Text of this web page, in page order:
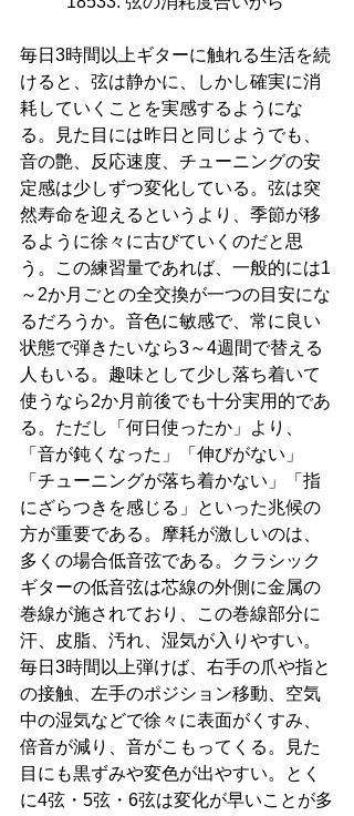
毎日3時間以上ギターに触れる生活を続
けると、弦は静かに、しかし確実に消
耗していくことを実感するようにな
る。見た目には昨日と同じようでも、
音の艶、反応速度、チューニングの安
定感は少しずつ変化している。弦は突
然寿命を迎えるというより、季節が移
るように徐々に古びていくのだと思
う。この練習量であれば、一般的には1
～2か月ごとの全交換が一つの目安にな
るだろうか。音色に敏感で、常に良い
状態で弾きたいなら3～4週間で替える
人もいる。趣味として少し落ち着いて
使うなら2か月前後でも十分実用的であ
る。ただし「何日使ったか」より、
「音が鈍くなった」「伸びがない」
「チューニングが落ち着かない」「指
にざらつきを感じる」といった兆候の
方が重要である。摩耗が激しいのは、
多くの場合低音弦である。クラシック
ギターの低音弦は芯線の外側に金属の
巻線が施されており、この巻線部分に
汗、皮脂、汚れ、湿気が入りやすい。
毎日3時間以上弾けば、右手の爪や指と
の接触、左手のポジション移動、空気
中の湿気などで徐々に表面がくすみ、
倍音が減り、音がこもってくる。見た
目にも黒ずみや変色が出やすい。とく
に4弦・5弦・6弦は変化が早いことが多